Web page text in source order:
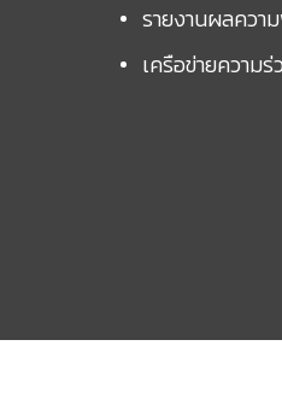
รายงานผลควา
เครือข่ายความ